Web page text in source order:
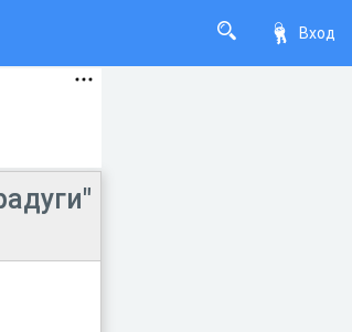
Вход